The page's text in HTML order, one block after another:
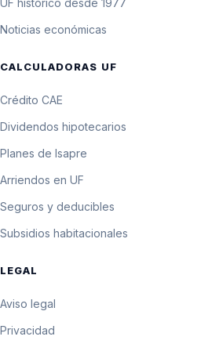
UF histórico desde 1977
Noticias económicas
CALCULADORAS UF
Crédito CAE
Dividendos hipotecarios
Planes de Isapre
Arriendos en UF
Seguros y deducibles
Subsidios habitacionales
LEGAL
Aviso legal
Privacidad